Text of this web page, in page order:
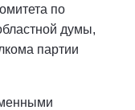
по
думы,
партии